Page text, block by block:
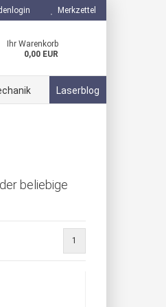
Merkzettel
Ihr Warenkorb
0,00 EUR
Laserblog
beliebige
1